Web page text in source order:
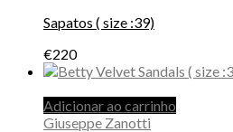
Sapatos ( size :39)
€220
Adicionar ao carrinho
Giuseppe Zanotti